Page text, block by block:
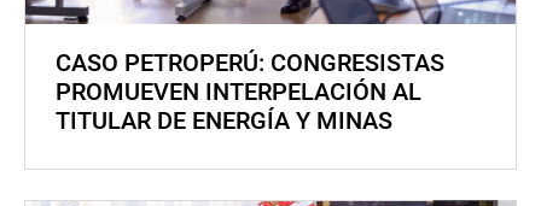
CASO PETROPERÚ: CONGRESISTAS
PROMUEVEN INTERPELACIÓN AL
TITULAR DE ENERGÍA Y MINAS